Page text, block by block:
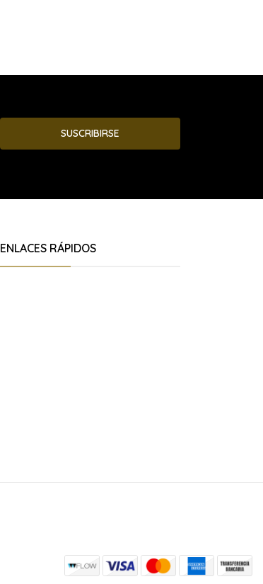
SUSCRIBIRSE
ENLACES RÁPIDOS